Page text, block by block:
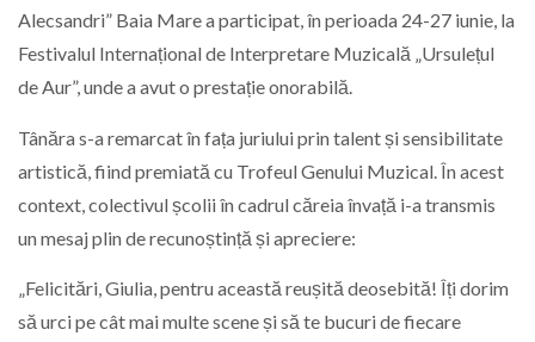
Alecsandri” Baia Mare a participat, în perioada 24-27 iunie, la
Festivalul Internațional de Interpretare Muzicală „Ursulețul
de Aur”, unde a avut o prestație onorabilă.
Tânăra s-a remarcat în fața juriului prin talent și sensibilitate
artistică, fiind premiată cu Trofeul Genului Muzical. În acest
context, colectivul școlii în cadrul căreia învață i-a transmis
un mesaj plin de recunoștință și apreciere:
„Felicitări, Giulia, pentru această reușită deosebită! Îți dorim
să urci pe cât mai multe scene și să te bucuri de fiecare